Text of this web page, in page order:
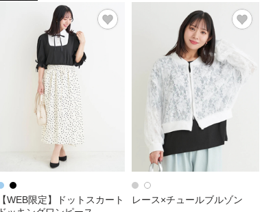
【WEB限定】ドットスカート
レース×チュールブルゾン